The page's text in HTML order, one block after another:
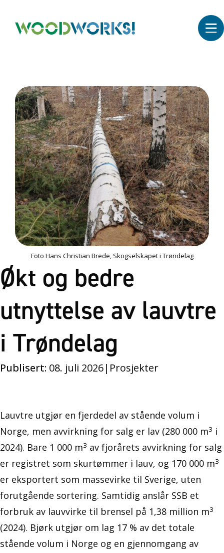
Økt og bedre
utnyttelse av lauvtre
i Trøndelag
Publisert: 08. juli 2026| Prosjekter
Foto Hans Christian Brede, Skogselskapet i Trøndelag
Lauvtre utgjør en fjerdedel av stående volum i
Norge, men avvirkning for salg er lav (280 000 m3 i
2024). Bare 1 000 m3 av fjorårets avvirkning for salg
er registret som skurtømmer i lauv, og 170 000 m3
er eksportert som massevirke til Sverige, uten
forutgående sortering. Samtidig anslår SSB et
forbruk av lauvvirke til brensel på 1,38 million m3
(2024). Bjørk utgjør om lag 17 % av det totale
stående volum i Norge og en gjennomgang av